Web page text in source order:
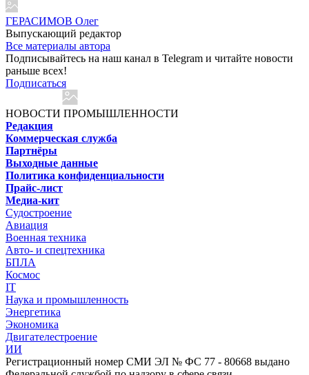
ГЕРАСИМОВ Олег
Выпускающий редактор
Все материалы автора
Подписывайтесь на наш канал в Telegram и читайте новости
раньше всех!
Подписаться
НОВОСТИ ПРОМЫШЛЕННОСТИ
Редакция
Коммерческая служба
Партнёры
Выходные данные
Политика конфиденциальности
Прайс-лист
Медиа-кит
Судостроение
Авиация
Военная техника
Авто- и спецтехника
БПЛА
Космос
IT
Наука и промышленность
Энергетика
Экономика
Двигателестроение
ИИ
Регистрационный номер СМИ ЭЛ № ФС 77 - 80668 выдано